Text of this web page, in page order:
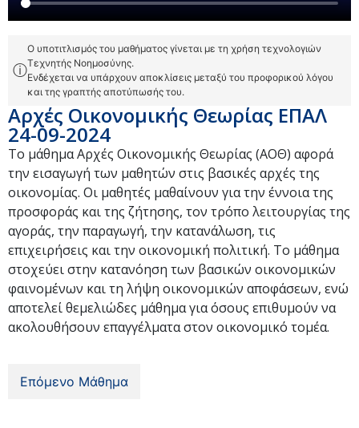
ⓘ
Ο υποτιτλισμός του μαθήματος γίνεται με τη χρήση τεχνολογιών
Τεχνητής Νοημοσύνης.
Ενδέχεται να υπάρχουν αποκλίσεις μεταξύ του προφορικού λόγου
και της γραπτής αποτύπωσής του.
Αρχές Οικονομικής Θεωρίας ΕΠΑΛ
24-09-2024
Το μάθημα Αρχές Οικονομικής Θεωρίας (ΑΟΘ) αφορά
την εισαγωγή των μαθητών στις βασικές αρχές της
οικονομίας. Οι μαθητές μαθαίνουν για την έννοια της
προσφοράς και της ζήτησης, τον τρόπο λειτουργίας της
αγοράς, την παραγωγή, την κατανάλωση, τις
επιχειρήσεις και την οικονομική πολιτική. Το μάθημα
στοχεύει στην κατανόηση των βασικών οικονομικών
φαινομένων και τη λήψη οικονομικών αποφάσεων, ενώ
αποτελεί θεμελιώδες μάθημα για όσους επιθυμούν να
ακολουθήσουν επαγγέλματα στον οικονομικό τομέα.
Επόμενο Μάθημα